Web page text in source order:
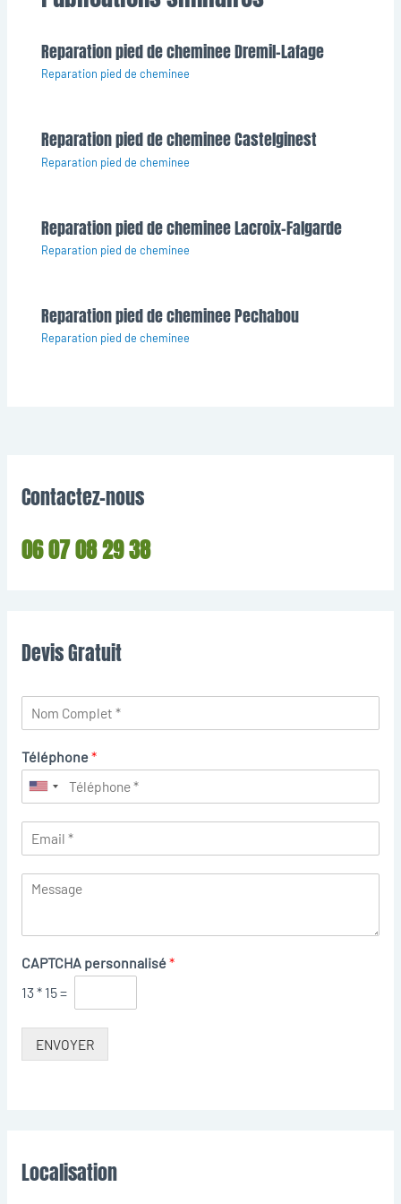
Reparation pied de cheminee Dremil-Lafage
Reparation pied de cheminee
Reparation pied de cheminee Castelginest
Reparation pied de cheminee
Reparation pied de cheminee Lacroix-Falgarde
Reparation pied de cheminee
Reparation pied de cheminee Pechabou
Reparation pied de cheminee
Contactez-nous
06 07 08 29 38
Devis Gratuit
Téléphone*
CAPTCHA personnalisé*
13* 15=
ENVOYER
Localisation